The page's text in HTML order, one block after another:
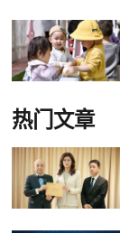
热门文章